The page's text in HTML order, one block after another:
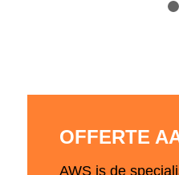
OFFERTE
AWS is de